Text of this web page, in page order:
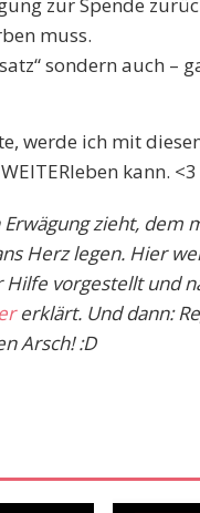
muss.
sondern auch –
werde ich mit
kann. <3
zieht, dem
Herz legen. Hier
vorgestellt und
erklärt. Und dann:
Arsch! :D